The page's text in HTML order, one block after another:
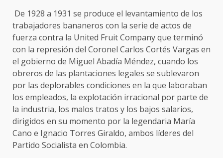
De 1928 a 1931 se produce el levantamiento de los
trabajadores bananeros con la serie de actos de
fuerza contra la United Fruit Company que terminó
con la represión del Coronel Carlos Cortés Vargas en
el gobierno de Miguel Abadía Méndez, cuando los
obreros de las plantaciones legales se sublevaron
por las deplorables condiciones en la que laboraban
los empleados, la explotación irracional por parte de
la industria, los malos tratos y los bajos salarios,
dirigidos en su momento por la legendaria María
Cano e Ignacio Torres Giraldo, ambos líderes del
Partido Socialista en Colombia.